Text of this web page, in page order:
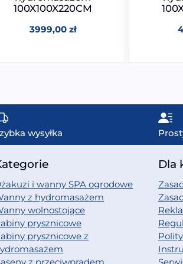
100X100X220CM
3999,00 zł
wysyłka
i wanny SPA ogrodowe
z hydromasażem
wolnostojące
prysznicowe
prysznicowe z
z przeciwprądem
Dla